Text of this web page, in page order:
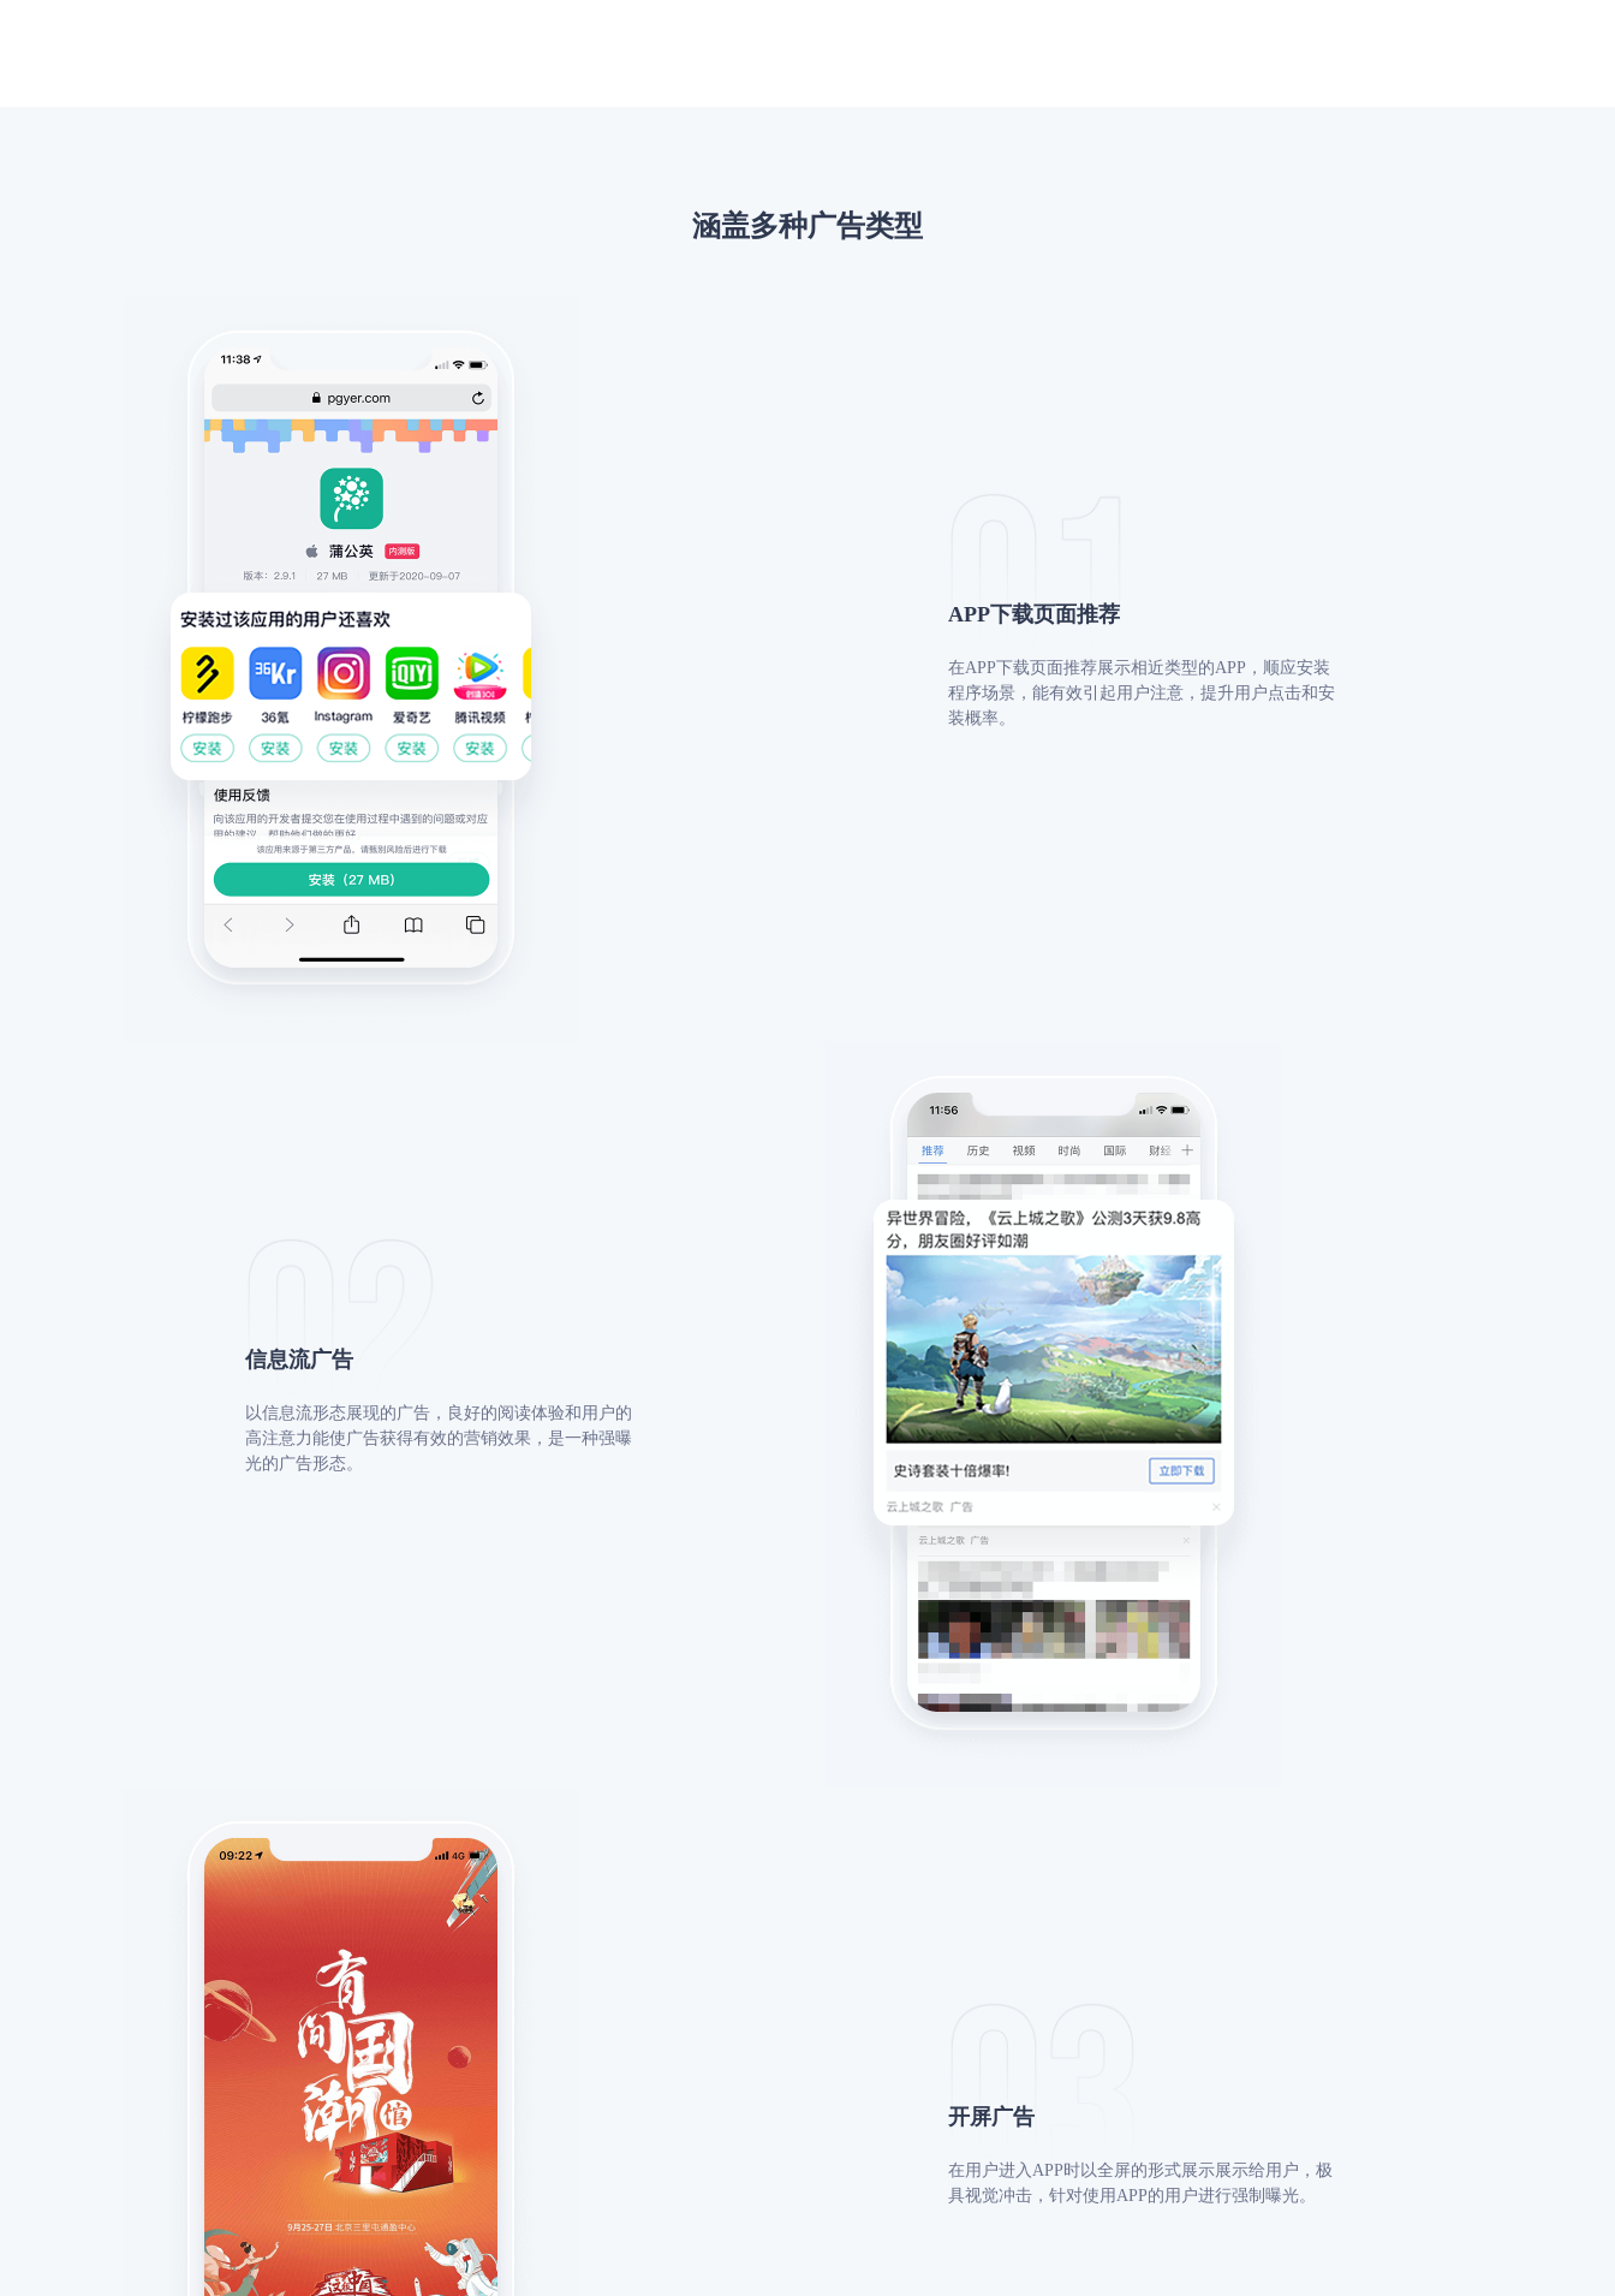
涵盖多种⼴告类型
APP下载页⾯推荐
在APP下载页⾯推荐展⽰相近类型的APP，顺应安装
程序场景，能有效引起⽤户注意，提升⽤户点击和安
装概率。
信息流⼴告
以信息流形态展现的⼴告，良好的阅读体验和⽤户的
⾼注意⼒能使⼴告获得有效的营销效果，是⼀种强曝
光的⼴告形态。
开屏⼴告
在⽤户进⼊APP时以全屏的形式展⽰展⽰给⽤户，极
具视觉冲击，针对使⽤APP的⽤户进⾏强制曝光。